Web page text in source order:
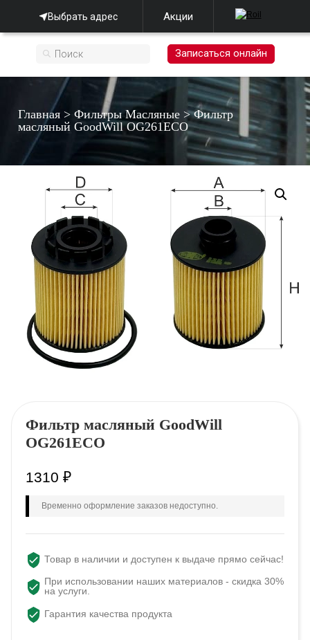
Выбрать адрес Акции
Записаться онлайн
Главная >Фильтры Масляные >Фильтр
масляный GoodWill OG261ECO
Фильтр масляный GoodWill
OG261ECO
1310 ₽
Временно оформление заказов недоступно.
Товар в наличии и доступен к выдаче прямо сейчас!
При использовании наших материалов - скидка 30%
на услуги.
Гарантия качества продукта